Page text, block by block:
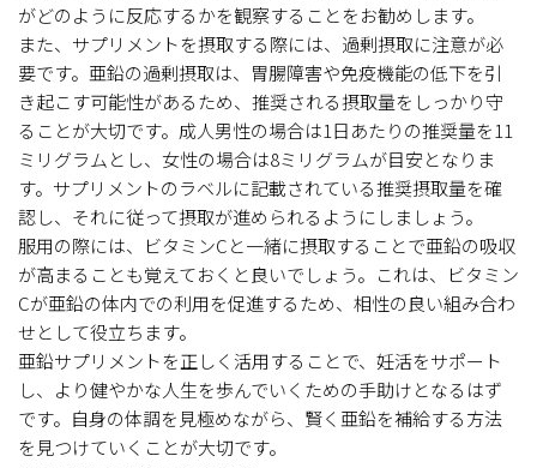
がどのように反応するかを観察することをお勧めします。
また、サプリメントを摂取する際には、過剰摂取に注意が必
要です。亜鉛の過剰摂取は、胃腸障害や免疫機能の低下を引
き起こす可能性があるため、推奨される摂取量をしっかり守
ることが大切です。成人男性の場合は1日あたりの推奨量を11
ミリグラムとし、女性の場合は8ミリグラムが目安となりま
す。サプリメントのラベルに記載されている推奨摂取量を確
認し、それに従って摂取が進められるようにしましょう。
服用の際には、ビタミンCと一緒に摂取することで亜鉛の吸収
が高まることも覚えておくと良いでしょう。これは、ビタミン
Cが亜鉛の体内での利用を促進するため、相性の良い組み合わ
せとして役立ちます。
亜鉛サプリメントを正しく活用することで、妊活をサポート
し、より健やかな人生を歩んでいくための手助けとなるはず
です。自身の体調を見極めながら、賢く亜鉛を補給する方法
を見つけていくことが大切です。